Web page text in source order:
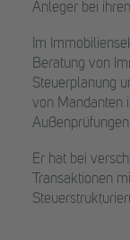
Anleger bei
Im
Beratung von
Steuerplanung
von Mandanten
Außenprüfungen.
Er hat bei
Transaktionen